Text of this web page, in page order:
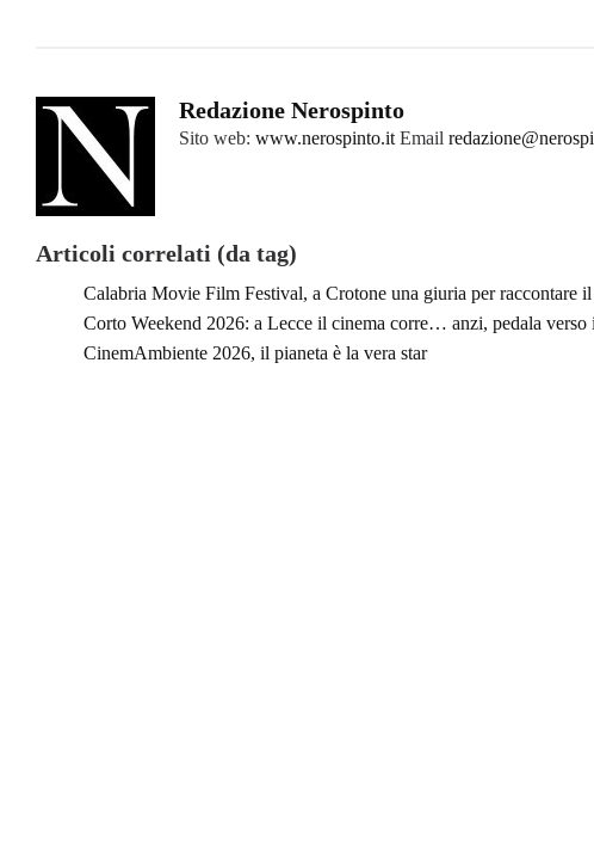
Redazione Nerospinto
Sito web: www.nerospinto.it Email
Articoli correlati (da tag)
Calabria Movie Film Festival, a Crotone una giuria per raccontare
Corto Weekend 2026: a Lecce il cinema corre… anzi, pedala
CinemAmbiente 2026, il pianeta è la vera star